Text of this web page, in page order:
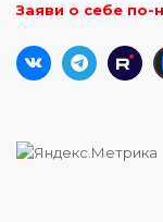
Заяви о себе по-